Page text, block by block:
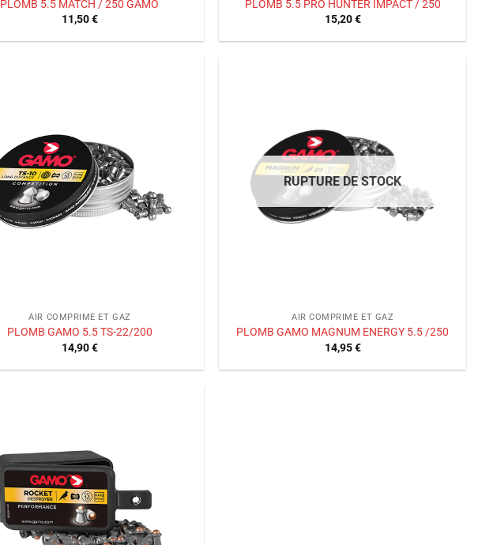
PLOMB 5.5 MATCH / 250 GAMO
11,50€
PLOMB 5.5 PRO HUNTER IMPACT / 250
15,20€
AIR COMPRIME ET GAZ
PLOMB GAMO 5.5 TS-22/200
14,90€
RUPTURE DE STOCK
AIR COMPRIME ET GAZ
PLOMB GAMO MAGNUM ENERGY 5.5 /250
14,95€